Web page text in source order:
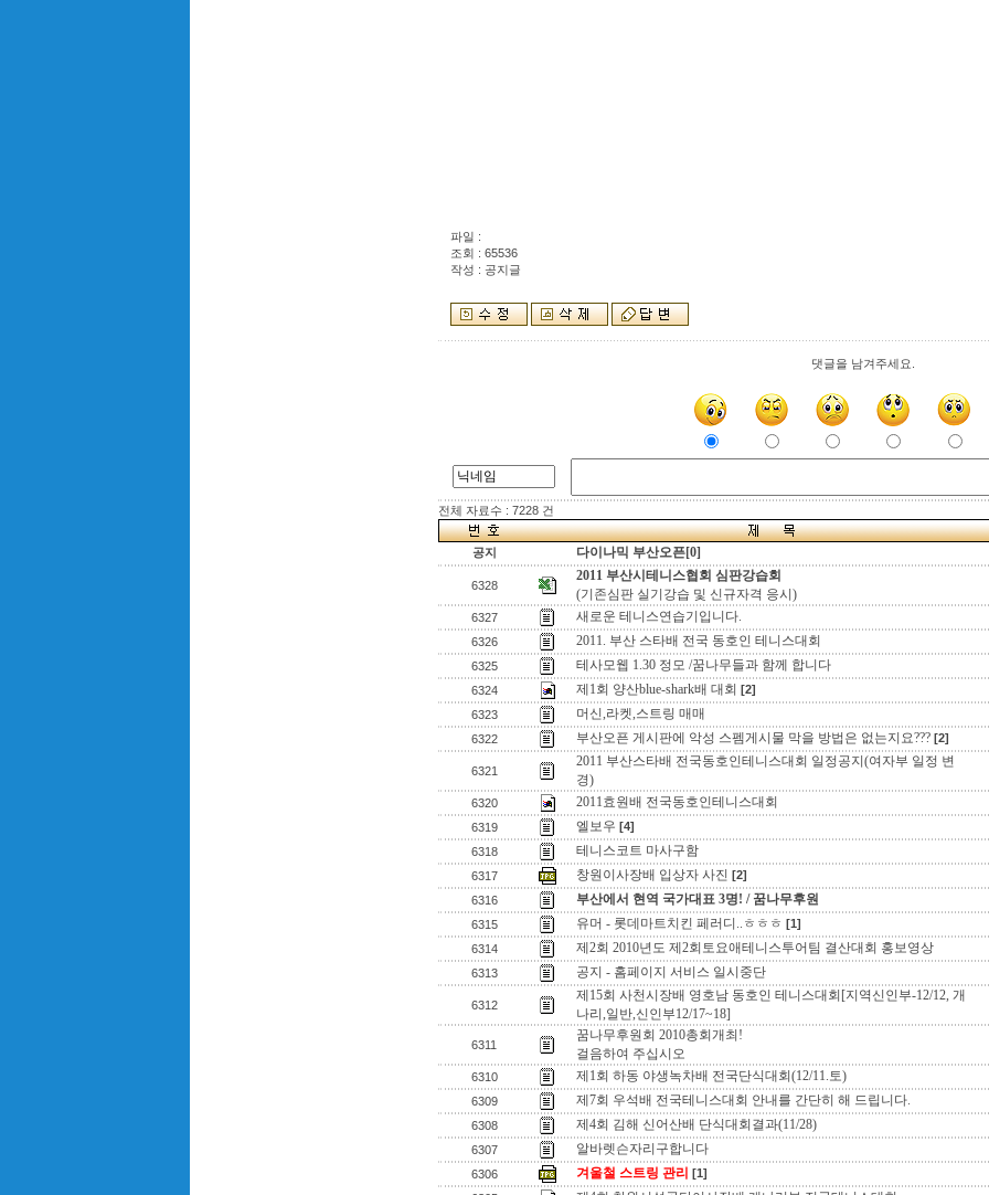
파일 :
조회 : 65536
작성 : 공지글
댓글을 남겨주세요.
전체 자료수 : 7228 건
공지 다이나믹 부산오픈[0]
6328
2011 부산시테니스협회 심판강습회
(기존심판 실기강습 및 신규자격 응시)
6327 새로운 테니스연습기입니다.
6326 2011. 부산 스타배 전국 동호인 테니스대회
6325 테사모웹 1.30 정모 /꿈나무들과 함께 합니다
6324 제1회 양산blue-shark배 대회 [2]
6323
머신,라켓,스트링 매매
6322 부산오픈 게시판에 악성 스펨게시물 막을 방법은 없는지요??? [2]
6321
2011 부산스타배 전국동호인테니스대회 일정공지(여자부 일정 변
경)
6320 2011효원배 전국동호인테니스대회
6319 엘보우 [4]
6318
테니스코트 마사구함
6317 창원이사장배 입상자 사진 [2]
6316
부산에서 현역 국가대표 3명! / 꿈나무후원
6315 유머 - 롯데마트치킨 페러디..ㅎㅎㅎ [1]
6314
제2회 2010년도 제2회토요애테니스투어팀 결산대회 홍보영상
6313 공지 - 홈페이지 서비스 일시중단
6312
제15회 사천시장배 영호남 동호인 테니스대회[지역신인부-12/12, 개
나리,일반,신인부12/17~18]
6311
꿈나무후원회 2010총회개최!
걸음하여 주십시오
6310 제1회 하동 야생녹차배 전국단식대회(12/11.토)
6309 제7회 우석배 전국테니스대회 안내를 간단히 해 드립니다.
6308 제4회 김해 신어산배 단식대회결과(11/28)
6307 알바렛슨자리구합니다
6306 겨울철 스트링 관리 [1]